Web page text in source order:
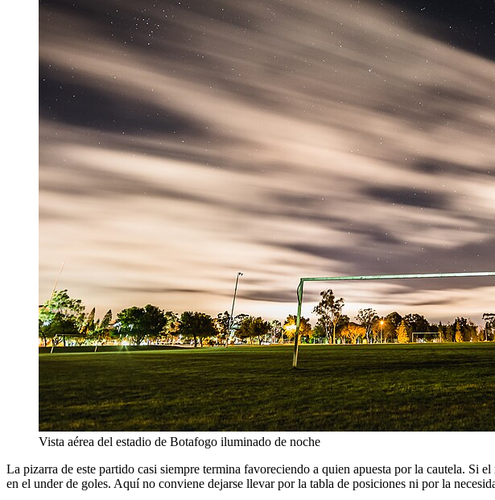
Vista aérea del estadio de Botafogo iluminado de noche
La pizarra de este partido casi siempre termina favoreciendo a quien apuesta por la cautela. Si
en el under de goles. Aquí no conviene dejarse llevar por la tabla de posiciones ni por la